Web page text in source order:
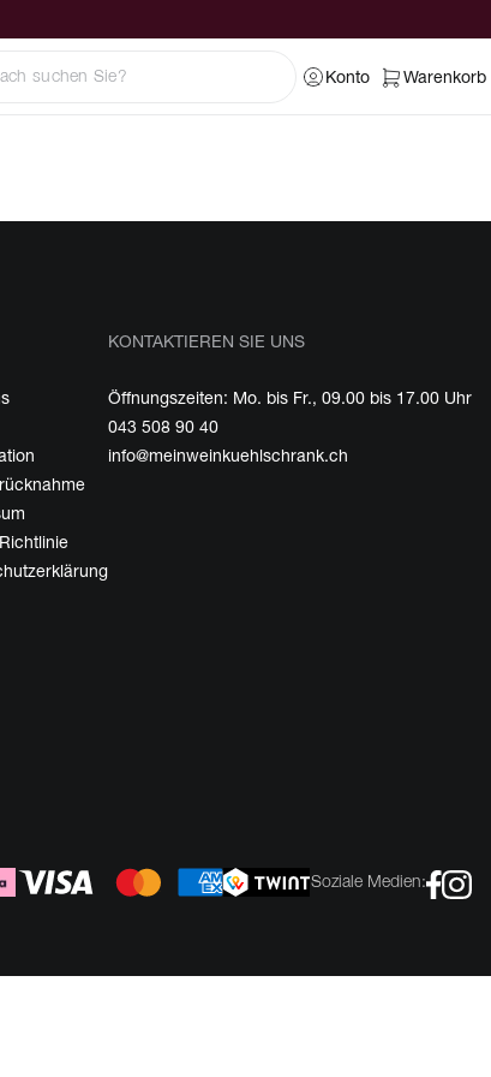
Konto Warenkorb
KONTAKTIEREN SIE UNS
Öffnungszeiten: Mo. bis Fr., 09.00 bis 17.00 Uhr
043 508 90 40
info@meinweinkuehlschrank.ch
Soziale Medien: